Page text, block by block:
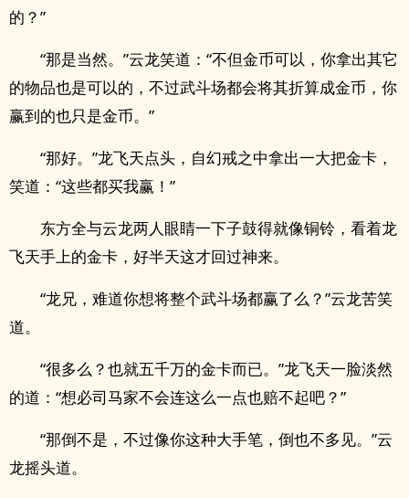
的？”
“那是当然。”云龙笑道：“不但金币可以，你拿出其它
的物品也是可以的，不过武斗场都会将其折算成金币，你
赢到的也只是金币。”
“那好。”龙飞天点头，自幻戒之中拿出一大把金卡，
笑道：“这些都买我赢！”
东方全与云龙两人眼睛一下子鼓得就像铜铃，看着龙
飞天手上的金卡，好半天这才回过神来。
“龙兄，难道你想将整个武斗场都赢了么？”云龙苦笑
道。
“很多么？也就五千万的金卡而已。”龙飞天一脸淡然
的道：“想必司马家不会连这么一点也赔不起吧？”
“那倒不是，不过像你这种大手笔，倒也不多见。”云
龙摇头道。